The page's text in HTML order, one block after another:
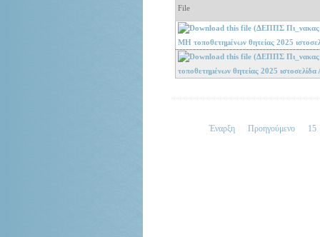
File
ΜΗ τοπoθετημένων θητείας 2025
τοπoθετημένων θητείας 2025
Έναρξη Προηγούμενο 15